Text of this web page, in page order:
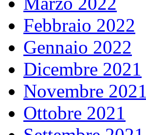
Febbraio 2022
Gennaio 2022
Dicembre 2021
Novembre 2021
Ottobre 2021